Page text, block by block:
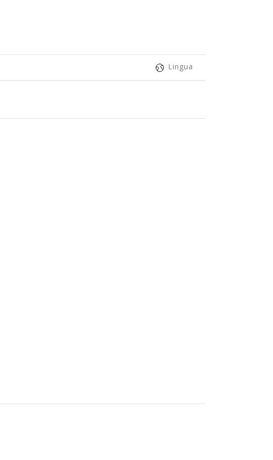
Lingua